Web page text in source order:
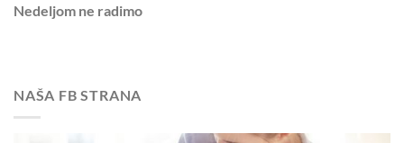
Nedeljom ne radimo
NAŠA FB STRANA